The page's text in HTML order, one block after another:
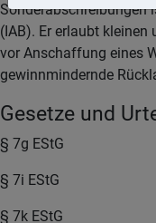
Sonderabschreibungen
(IAB). Er erlaubt kleinen
vor Anschaffung eines
gewinnmindernde
Gesetze und
§ 7g EStG
§ 7i EStG
§ 7k EStG